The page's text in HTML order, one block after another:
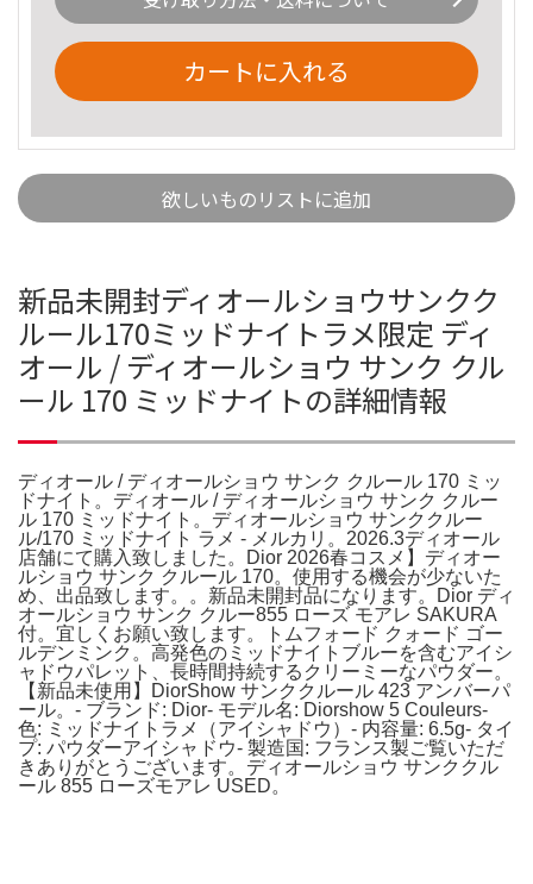
カートに入れる
欲しいものリストに追加
新品未開封ディオールショウサンクク
ルール170ミッドナイトラメ限定 ディ
オール / ディオールショウ サンク クル
ール 170 ミッドナイトの詳細情報
ディオール / ディオールショウ サンク クルール 170 ミッ
ドナイト。ディオール / ディオールショウ サンク クルー
ル 170 ミッドナイト。ディオールショウ サンククルー
ル/170 ミッドナイト ラメ - メルカリ。2026.3ディオール
店舗にて購入致しました。Dior 2026春コスメ】ディオー
ルショウ サンク クルール 170。使用する機会が少ないた
め、出品致します。。新品未開封品になります。Dior ディ
オールショウ サンク クルー855 ローズ モアレ SAKURA
付。宜しくお願い致します。トムフォード クォード ゴー
ルデンミンク。高発色のミッドナイトブルーを含むアイシ
ャドウパレット、長時間持続するクリーミーなパウダー。
【新品未使用】DiorShow サンククルール 423 アンバーパ
ール。- ブランド: Dior- モデル名: Diorshow 5 Couleurs-
色: ミッドナイトラメ（アイシャドウ）- 内容量: 6.5g- タイ
プ: パウダーアイシャドウ- 製造国: フランス製ご覧いただ
きありがとうございます。ディオールショウ サンククル
ール 855 ローズモアレ USED。